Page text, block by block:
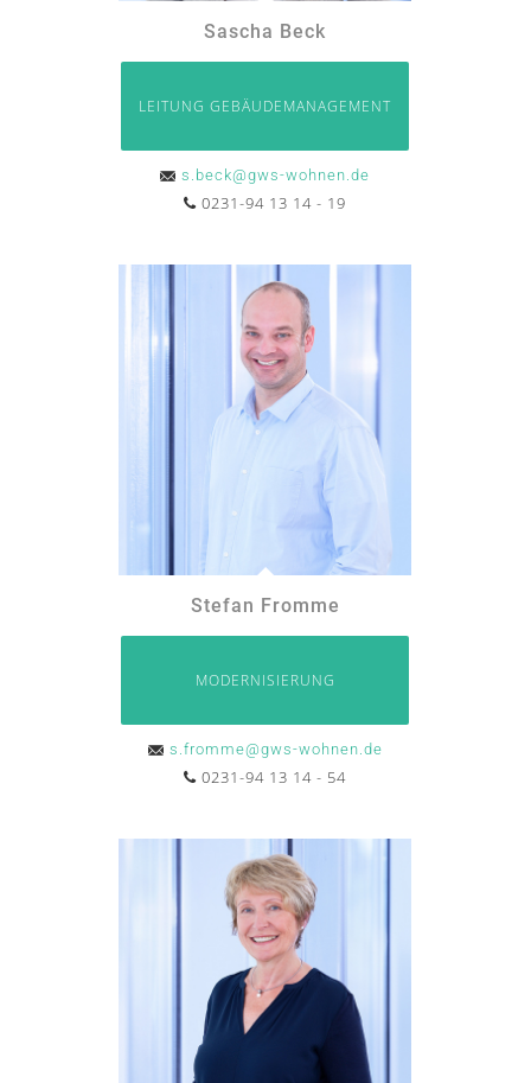
Sascha Beck
LEITUNG GEBÄUDEMANAGEMENT
s.beck@gws-wohnen.de
0231-94 13 14 - 19
Stefan Fromme
MODERNISIERUNG
s.fromme@gws-wohnen.de
0231-94 13 14 - 54